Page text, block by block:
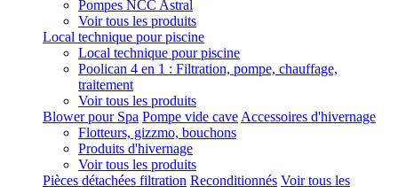
Pompes NCC Astral
Voir tous les produits
Local technique pour piscine
Local technique pour piscine
Poolican 4 en 1 : Filtration, pompe, chauffage,
traitement
Voir tous les produits
Blower pour Spa Pompe vide cave Accessoires d'hivernage
Flotteurs, gizzmo, bouchons
Produits d'hivernage
Voir tous les produits
Pièces détachées filtration Reconditionnés Voir tous les